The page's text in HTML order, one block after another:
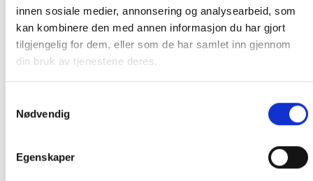
innen sosiale medier, annonsering og analysearbeid, som
kan kombinere den med annen informasjon du har gjort
tilgjengelig for dem, eller som de har samlet inn gjennom
din bruk av tjenestene deres.
Nødvendig
Egenskaper
mulig for skade under transport.Noen produkter selges kun i
butikk, og får derfor kun opp valget klikk & hent. Hør med oss på
91 92 05 91.